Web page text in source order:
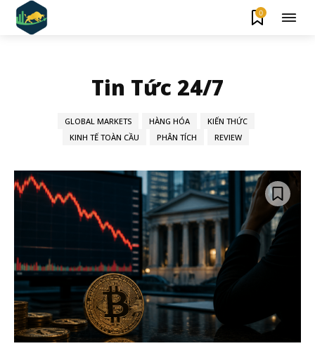
0
Tin Tức 24/7
GLOBAL MARKETS HÀNG HÓA
KIẾN THỨC
KINH TẾ TOÀN CẦU
PHÂN TÍCH REVIEW